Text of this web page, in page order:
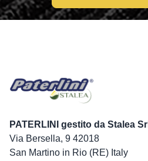
PATERLINI gestito da Stalea Srl
Via Bersella, 9 42018
San Martino in Rio (RE) Italy